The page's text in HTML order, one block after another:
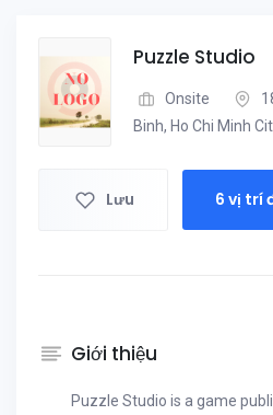
Puzzle Studio
Onsite
Binh, Ho Chi Minh
Lưu 6 vị trí
Giới thiệu
Puzzle Studio is a game